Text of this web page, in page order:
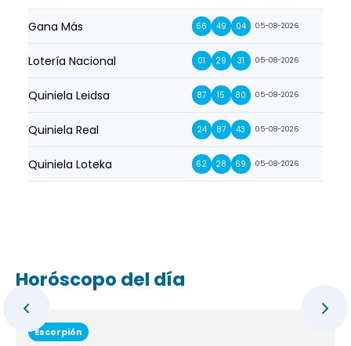
Gana Más 66 49 04 05-08-2026
Lotería Nacional 01 29 31 05-08-2026
Quiniela Leidsa 87 15 80 05-08-2026
Quiniela Real 24 87 43 05-08-2026
Quiniela Loteka 62 28 69 05-08-2026
Horóscopo del día
Escorpión